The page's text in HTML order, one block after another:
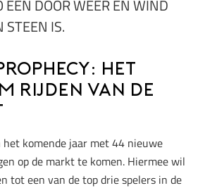
EEN DOOR WEER EN WIND
STEEN IS.
het
rijden van de
komende jaar met 44 nieuwe
op de markt te komen. Hiermee wil
tot een van de top drie spelers in de